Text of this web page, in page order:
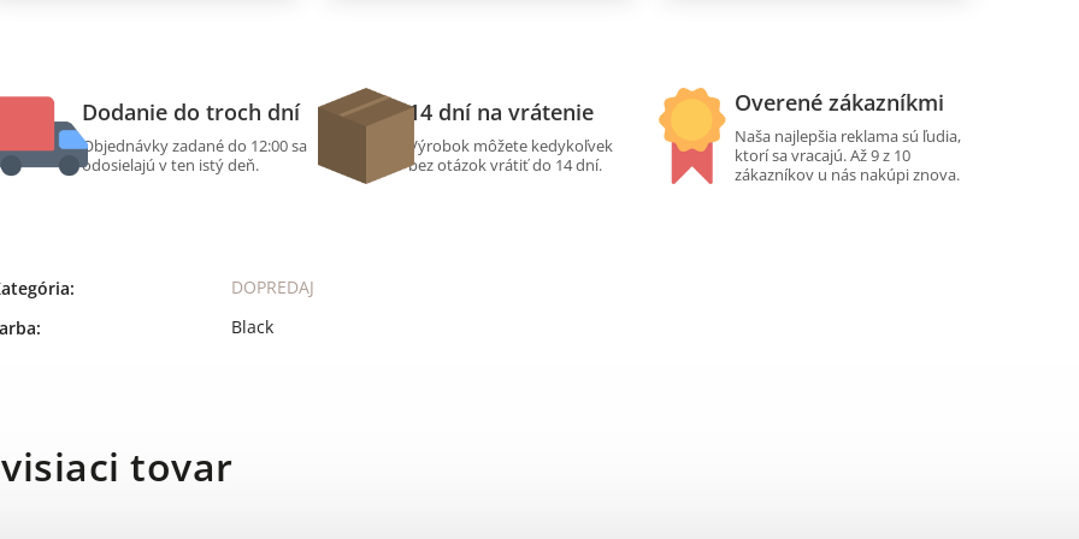
Dodanie do troch dní
Objednávky zadané do 12:00 sa
odosielajú v ten istý deň.
14 dní na vrátenie
Výrobok môžete kedykoľvek
bez otázok vrátiť do 14 dní.
Overené zákazníkmi
Naša najlepšia reklama sú ľudia,
ktorí sa vracajú. Až 9 z 10
zákazníkov u nás nakúpi znova.
:
DOPREDAJ
: Black
tovar